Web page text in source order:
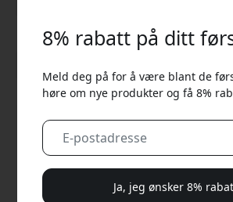
8% rabatt på ditt
Meld deg på for å være blant de
høre om nye produkter og få 8%
Ja, jeg ønsker 8%